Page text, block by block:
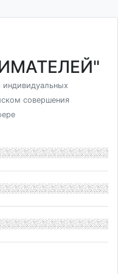
индивидуальных
совершения